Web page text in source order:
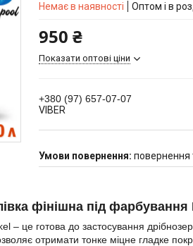
Немає в наявності Оптом і в
950 ₴
Показати оптові ціни
+380 (97) 657-07-07
VIBER
повернення
фінішна під
– це готова до застосування
отримати тонке міцне гладке